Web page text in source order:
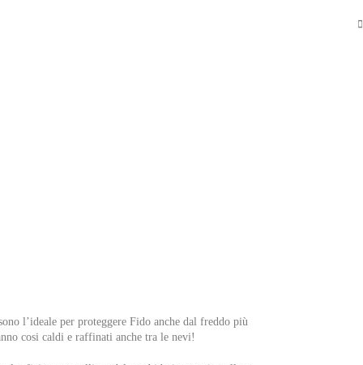
l’ideale per proteggere Fido anche dal freddo più
cosi caldi e raffinati anche tra le nevi!